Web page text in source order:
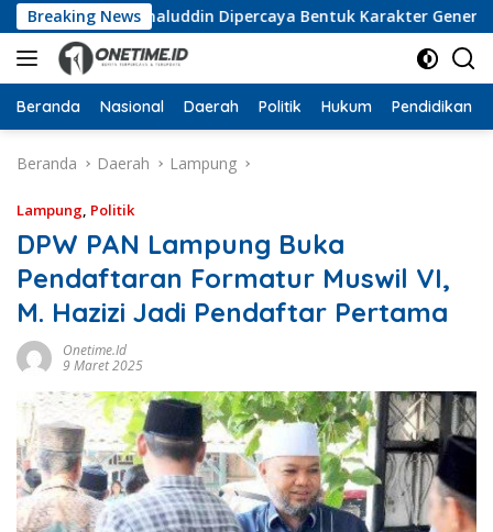
Langsung
ke
konten
Breaking News
Wan Jamaluddin Dipercaya Bentuk Karakter Generasi Muda
Beranda Nasional Daerah Politik Hukum Pendidikan
Beranda Daerah Lampung
Lampung, Politik
DPW PAN Lampung Buka
Pendaftaran Formatur Muswil VI,
M. Hazizi Jadi Pendaftar Pertama
Onetime.id
9 Maret 2025